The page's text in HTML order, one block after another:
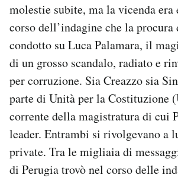
molestie subite, ma la vicenda era
corso dell’indagine che la procura
condotto su Luca Palamara, il
di un grosso scandalo, radiato e
per corruzione. Sia Creazzo sia
parte di Unità per la Costituzione
corrente della magistratura di cui
leader. Entrambi si rivolgevano a
private. Tra le migliaia di
di Perugia trovò nel corso delle